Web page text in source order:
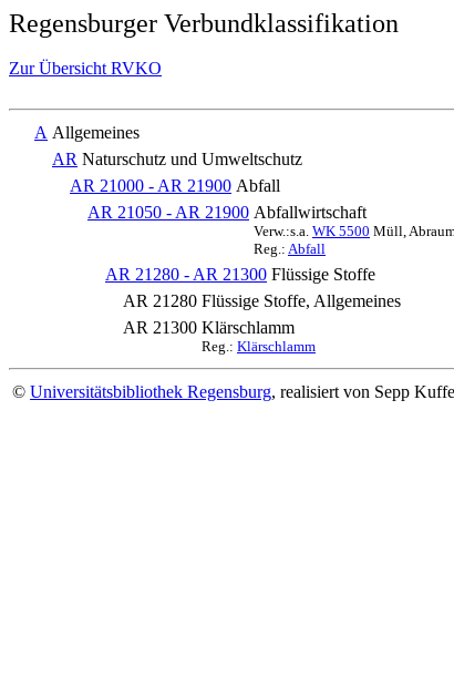
Regensburger Verbundklassifikation
Zur Übersicht RVKO
A Allgemeines
AR Naturschutz und Umweltschutz
AR 21000 - AR 21900 Abfall
AR 21050 - AR 21900 Abfallwirtschaft
Verw.:s.a. WK 5500 Müll,
Reg.: Abfall
AR 21280 - AR 21300 Flüssige Stoffe
AR 21280 Flüssige Stoffe, Allgemeines
AR 21300 Klärschlamm
Reg.: Klärschlamm
© Universitätsbibliothek Regensburg, realisiert von Sepp